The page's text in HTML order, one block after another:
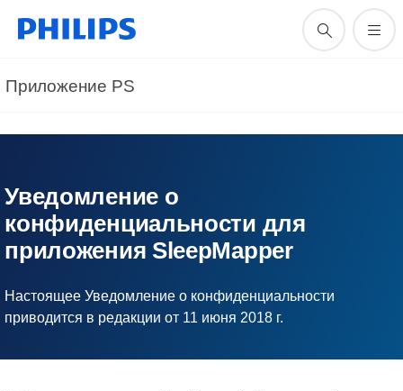
Приложение PS
Уведомление о
конфиденциальности для
приложения SleepMapper
Настоящее Уведомление о конфиденциальности
приводится в редакции от 11 июня 2018 г.